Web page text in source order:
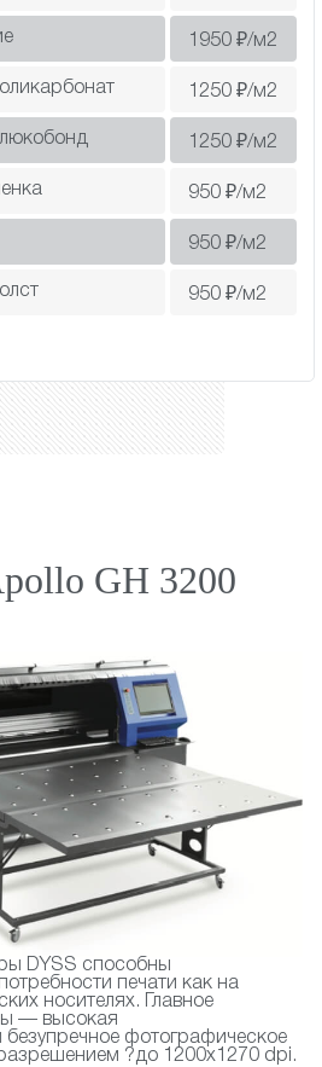
1950 ₽/м2
1250 ₽/м2
1250 ₽/м2
950 ₽/м2
950 ₽/м2
950 ₽/м2
GH 3200
DYSS способны
печати как на
носителях. Главное
— высокая
безупречное фотографическое
разрешением ?до 1200х1270 dpi.